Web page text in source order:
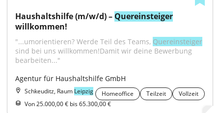
Haushaltshilfe (m/w/d) – Quereinsteiger
willkommen!
"...umorientieren? Werde Teil des Teams, Quereinsteiger
sind bei uns willkommen!Damit wir deine Bewerbung
bearbeiten..."
Agentur für Haushaltshilfe GmbH
Schkeuditz, Raum Leipzig Homeoffice Teilzeit
Vollzeit
Von 25.000,00 € bis 65.300,00 €